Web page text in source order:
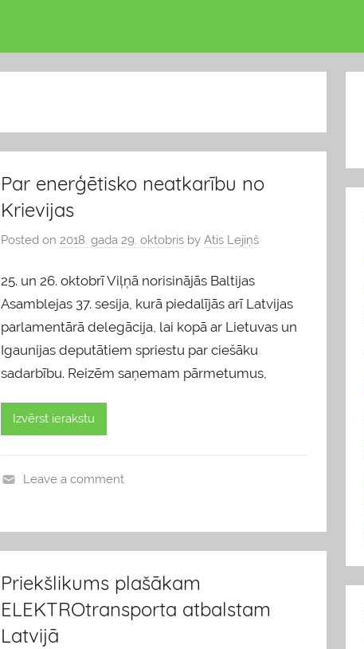
Par enerģētisko neatkarību no
Krievijas
Posted on2018. gada 29. oktobris byAtis Lejiņš
25. un 26. oktobrī Viļņā norisinājās Baltijas
Asamblejas 37. sesija, kurā piedalījās arī Latvijas
parlamentārā delegācija, lai kopā ar Lietuvas un
Igaunijas deputātiem spriestu par ciešāku
sadarbību. Reizēm saņemam pārmetumus,
Izvērst ierakstu
s
Leave a comment
Priekšlikums plašākam
ELEKTROtransporta atbalstam
Latvijā